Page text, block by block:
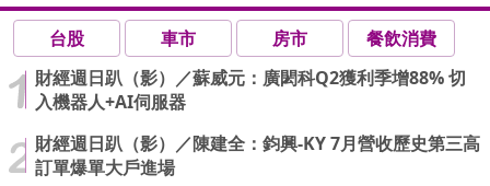
台股 車市 房市
餐飲消費
財經週日趴（影）／蘇威元：廣閎科Q2獲利季增88% 切
入機器人+AI伺服器
財經週日趴（影）／陳建全：鈞興-KY 7月營收歷史第三高
訂單爆單大戶進場